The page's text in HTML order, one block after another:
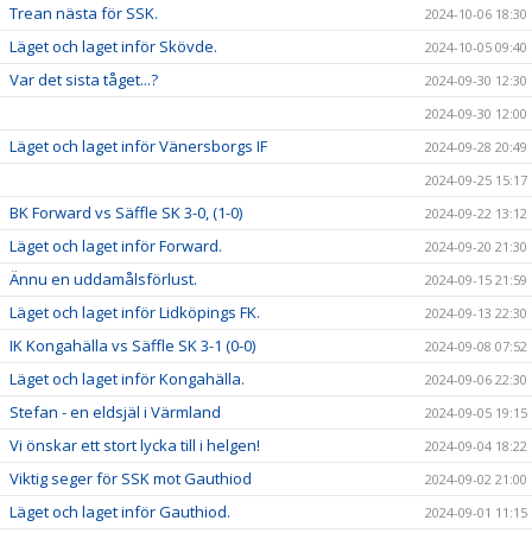
Trean nästa för SSK. 2024-10-06 18:30
Läget och laget inför Skövde. 2024-10-05 09:40
Var det sista tåget...?
2024-09-30 12:30
2024-09-30 12:00
Läget och laget inför Vänersborgs IF
2024-09-28 20:49
2024-09-25 15:17
BK Forward vs Säffle SK 3-0, (1-0) 2024-09-22 13:12
Läget och laget inför Forward. 2024-09-20 21:30
Ännu en uddamålsförlust. 2024-09-15 21:59
Läget och laget inför Lidköpings FK. 2024-09-13 22:30
IK Kongahälla vs Säffle SK 3-1 (0-0) 2024-09-08 07:52
Läget och laget inför Kongahälla. 2024-09-06 22:30
Stefan - en eldsjäl i Värmland 2024-09-05 19:15
Vi önskar ett stort lycka till i helgen! 2024-09-04 18:22
Viktig seger för SSK mot Gauthiod 2024-09-02 21:00
Läget och laget inför Gauthiod. 2024-09-01 11:15